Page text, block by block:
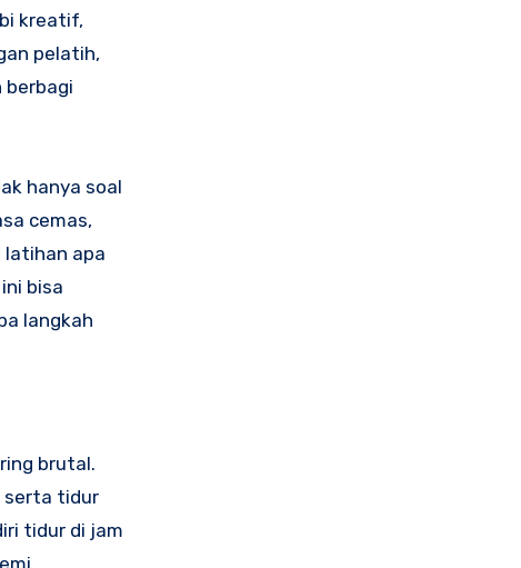
kreatif,
pelatih,
berbagi
hanya soal
cemas,
latihan apa
bisa
langkah
brutal.
serta tidur
tidur di jam